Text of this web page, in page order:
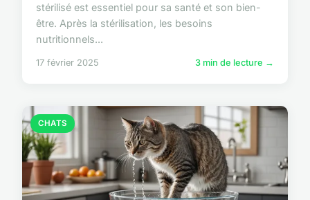
stérilisé est essentiel pour sa santé et son bien-
être. Après la stérilisation, les besoins
nutritionnels...
17 février 2025 3 min de lecture →
CHATS